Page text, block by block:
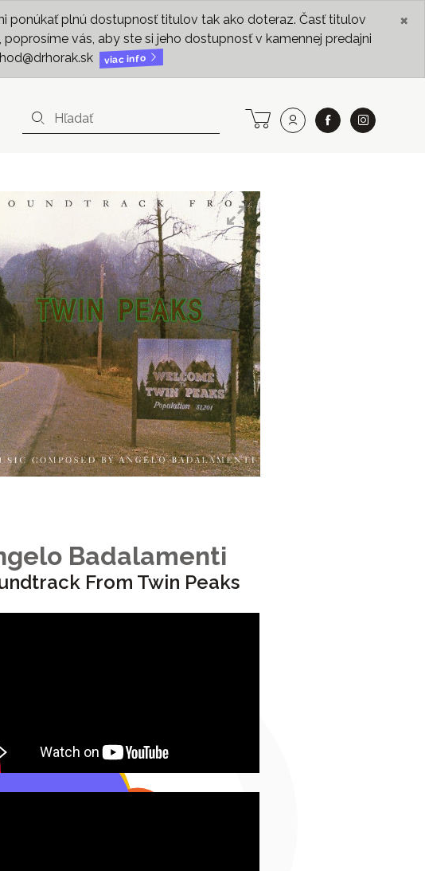
ponúkať plnú dostupnosť titulov tak ako doteraz. Časť titulov
vás, aby ste si jeho dostupnosť v kamennej predajni
viac info
×
Badalamenti
From Twin Peaks